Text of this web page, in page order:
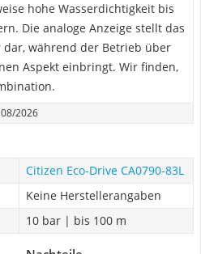
hohe Wasserdichtigkeit bis
Die analoge Anzeige stellt das
dar, während der Betrieb über
Aspekt einbringt. Wir finden,
08/2026
Citizen Eco-Drive CA0790-83L
Keine Herstellerangaben
10 bar | bis 100 m